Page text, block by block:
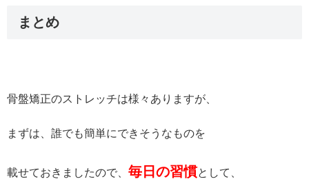
まとめ
骨盤矯正のストレッチは様々ありますが、
まずは、誰でも簡単にできそうなものを
載せておきましたので、 毎日の習慣として、